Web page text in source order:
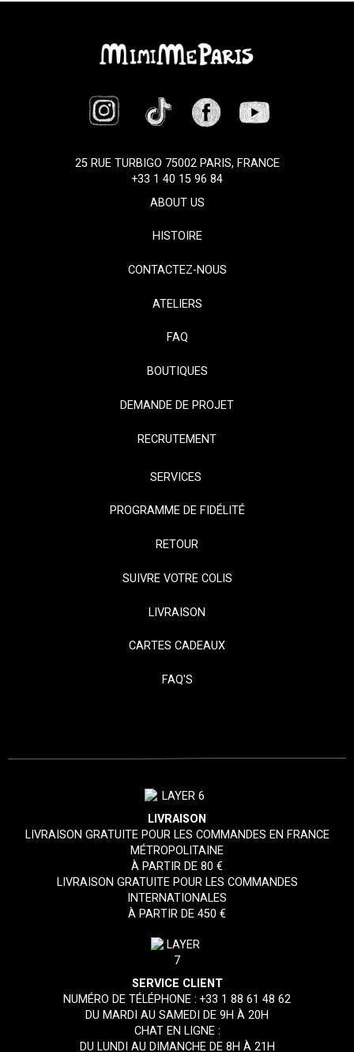
25 RUE TURBIGO 75002 PARIS, FRANCE
+33 1 40 15 96 84
ABOUT US
HISTOIRE
CONTACTEZ-NOUS
ATELIERS
FAQ
BOUTIQUES
DEMANDE DE PROJET
RECRUTEMENT
SERVICES
PROGRAMME DE FIDÉLITÉ
RETOUR
SUIVRE VOTRE COLIS
LIVRAISON
CARTES CADEAUX
FAQ'S
LIVRAISON
LIVRAISON GRATUITE POUR LES COMMANDES EN FRANCE
MÉTROPOLITAINE
À PARTIR DE 80 €
LIVRAISON GRATUITE POUR LES COMMANDES
INTERNATIONALES
À PARTIR DE 450 €
SERVICE CLIENT
NUMÉRO DE TÉLÉPHONE :+33 1 88 61 48 62
DU MARDI AU SAMEDI DE 9H À 20H
CHAT EN LIGNE :
DU LUNDI AU DIMANCHE DE 8H À 21H